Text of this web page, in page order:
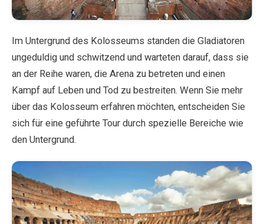
License Plates
Über uns
EN DE
Im Untergrund des Kolosseums standen die Gladiatoren
ungeduldig und schwitzend und warteten darauf, dass sie
an der Reihe waren, die Arena zu betreten und einen
Kampf auf Leben und Tod zu bestreiten. Wenn Sie mehr
über das Kolosseum erfahren möchten, entscheiden Sie
sich für eine geführte Tour durch spezielle Bereiche wie
den Untergrund.